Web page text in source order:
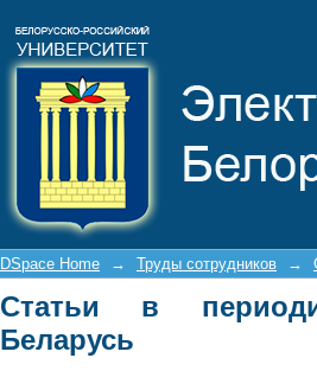
DSpace Home → Труды сотрудников →
Статьи в
Беларусь